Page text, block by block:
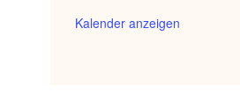
Kalender anzeigen